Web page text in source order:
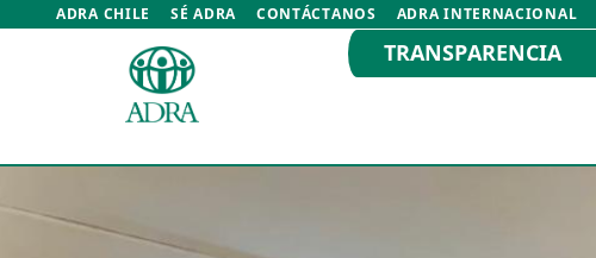
ADRA CHILE SÉ ADRA CONTÁCTANOS ADRA INTERNACIONAL
TRANSPARENCIA